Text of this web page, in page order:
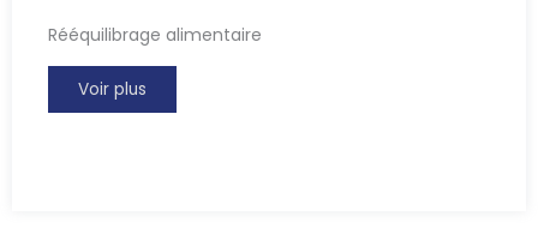
Rééquilibrage alimentaire
Voir plus